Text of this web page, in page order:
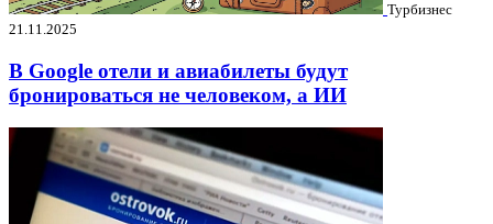
Турбизнес
21.11.2025
В Google отели и авиабилеты будут
бронироваться не человеком, а ИИ